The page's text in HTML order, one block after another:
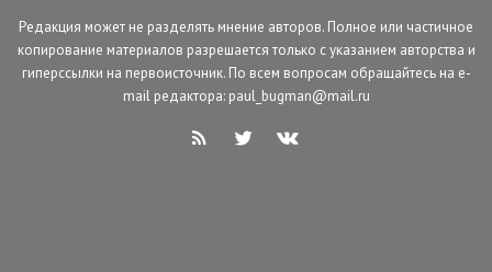
Редакция может не разделять мнение авторов. Полное или частичное
копирование материалов разрешается только с указанием авторства и
гиперссылки на первоисточник. По всем вопросам обращайтесь на e-
mail редактора: paul_bugman@mail.ru